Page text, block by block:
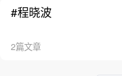
#程晓波
2篇文章